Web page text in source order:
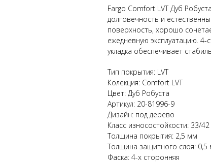
Fargo Comfort LVT Дуб
долговечность и
поверхность, хорошо
ежедневную эксплуатацию.
укладка обеспечивает
Тип покрытия: LVT
Колекция: Comfort LVT
Цвет: Дуб Робуста
Артикул: 20-81996-9
Дизайн: под дерево
Класс износостойкости: 33/42
Толщина покрытия: 2,5 мм
Толщина защитного слоя: 0,5
Фаска: 4-х сторонняя